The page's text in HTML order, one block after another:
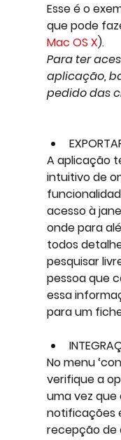
Esse é o
que pode
Mac OS X).
Para ter
aplicação,
pedido das
A aplicação
intuitivo de
acesso à
onde para
todos
pesquisar
pessoa que
essa
para um
No menu
verifique a
uma vez que
notificações
recepção de